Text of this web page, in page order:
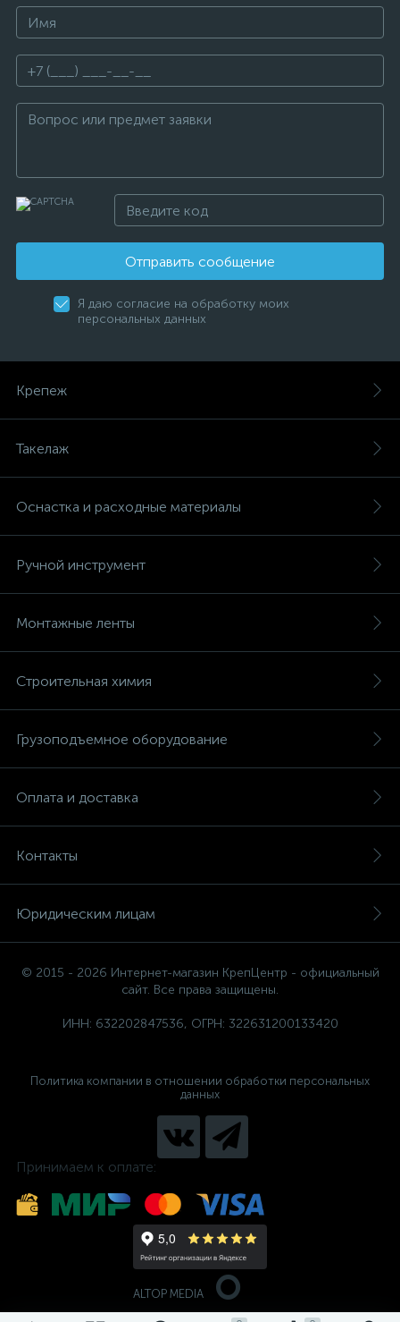
Отправить сообщение
Я даю согласие на обработку моих
персональных данных
Крепеж
Такелаж
Оснастка и расходные материалы
Ручной инструмент
Монтажные ленты
Строительная химия
Грузоподъемное оборудование
Оплата и доставка
Контакты
Юридическим лицам
© 2015 - 2026 Интернет-магазин КрепЦентр - официальный
сайт. Все права защищены.
ИНН: 632202847536, ОГРН: 322631200133420
Политика компании в отношении обработки персональных
данных
Принимаем к оплате:
ALTOP MEDIA